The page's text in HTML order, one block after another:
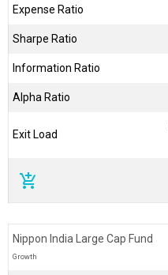
Expense Ratio
Sharpe Ratio
Information Ratio
Alpha Ratio
Exit Load
add_shopping_cart
Nippon India Large Cap Fund
Growth